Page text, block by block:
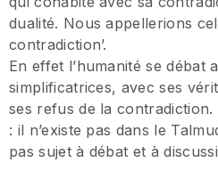
dualité. Nous appellerions
contradiction’.
En effet l’humanité se débat
simplificatrices, avec ses
ses refus de la
: il n’existe pas dans le
pas sujet à débat et à